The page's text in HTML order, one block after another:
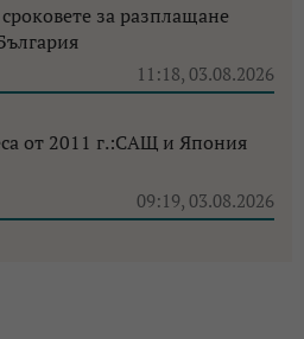
за разплащане
11:18, 03.08.2026
от 2011 г.:САЩ и Япония
09:19, 03.08.2026